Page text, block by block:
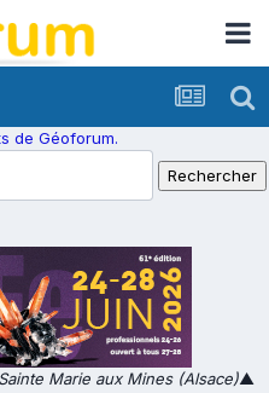
de Géoforum.
Marie aux Mines (Alsace)▲